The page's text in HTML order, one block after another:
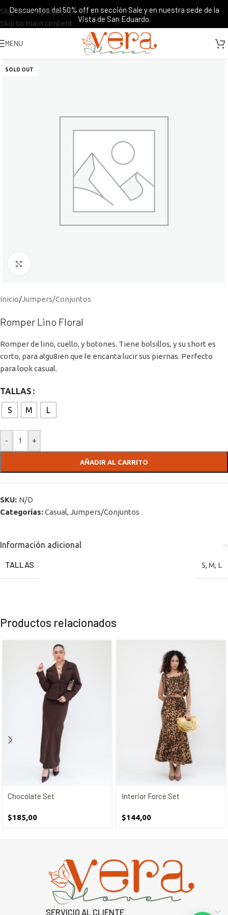
Skip to navigation
Skip to main content
Descuentos del 50% off en sección Sale y en nuestra sede de la
Vista de San Eduardo.
MENU
SOLD OUT
Inicio/Jumpers/Conjuntos
Romper Lino Floral
Romper de lino, cuello, y botones. Tiene bolsillos, y su short es
corto, para algu8ien que le encanta lucir sus piernas. Perfecto
para look casual.
TALLAS
S M L
- +
AÑADIR AL CARRITO
SKU: N/D
Categorías:Casual, Jumpers/Conjuntos
Información adicional
TALLAS S, M, L
Productos relacionados
Chocolate Set
$185,00
Interior Force Set
$144,00
SERVICIO AL CLIENTE